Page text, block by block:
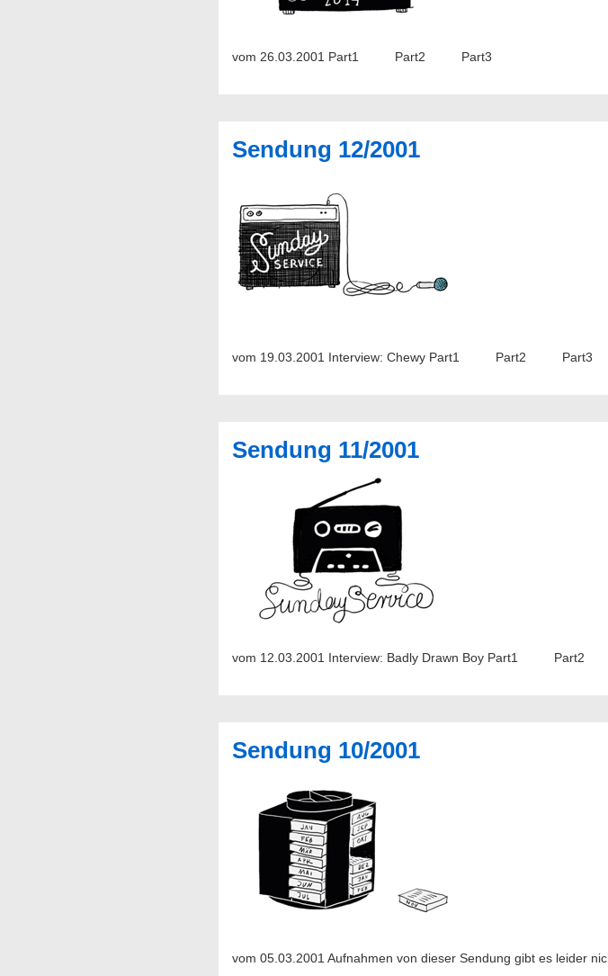
vom 26.03.2001 Part1 Part2 Part3
Sendung 12/2001
vom 19.03.2001 Interview: Chewy Part1 Part2
Sendung 11/2001
vom 12.03.2001 Interview: Badly Drawn Boy Part1
Sendung 10/2001
vom 05.03.2001 Aufnahmen von dieser Sendung gibt es leider